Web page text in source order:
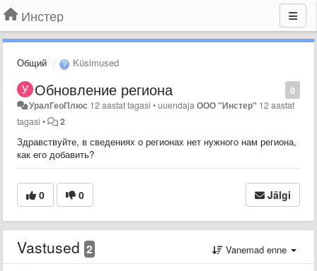
Инстер
Общий Küsimused
0
Обновление региона
УралГеоПлюс 12 aastat tagasi •uuendajaООО "Инстер" 12 aastat
tagasi • 2
Здравствуйте, в сведениях о регионах нет нужного нам региона,
как его добавить?
0 0 Jälgi
Vastused 2 Vanemad enne